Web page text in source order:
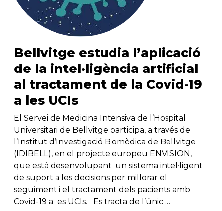
Bellvitge estudia l’aplicació
de la intel·ligència artificial
al tractament de la Covid-19
a les UCIs
El Servei de Medicina Intensiva de l’Hospital
Universitari de Bellvitge participa, a través de
l’Institut d’Investigació Biomèdica de Bellvitge
(IDIBELL), en el projecte europeu ENVISION,
que està desenvolupant un sistema intel·ligent
de suport a les decisions per millorar el
seguiment i el tractament dels pacients amb
Covid-19 a les UCIs. Es tracta de l’únic …